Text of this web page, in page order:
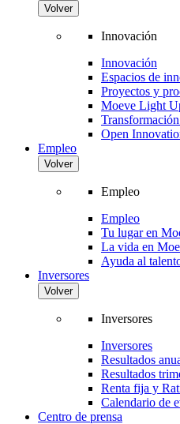
Volver
Innovación
Innovación
Espacios de
Proyectos y
Moeve Light
Open
Empleo
Volver
Empleo
Empleo
Tu lugar en
La vida en
Ayuda al
Inversores
Volver
Inversores
Inversores
Resultados
Resultados
Renta fija y
Calendario de
Centro de prensa